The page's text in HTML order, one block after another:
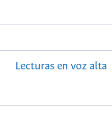
Lecturas en voz alta